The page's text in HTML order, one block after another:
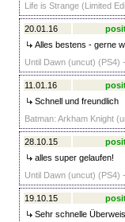
Life is Strange (Limited
20.01.16
Alles bestens - gerne
Until Dawn (uncut) (PS4)
11.01.16
Schnell und freundlich
Batman: Arkham Knight
28.10.15
alles super gelaufen!
Until Dawn (uncut) (PS4)
19.10.15
Sehr schnelle